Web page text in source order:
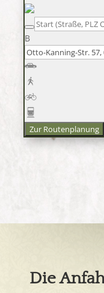
B
Zur Routenplanung
Die